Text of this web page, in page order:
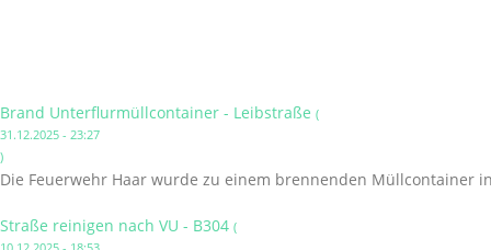
Brand Unterflurmüllcontainer - Leibstraße (
31.12.2025 - 23:27
)
Die Feuerwehr Haar wurde zu einem brennenden Müllcontainer
Straße reinigen nach VU - B304 (